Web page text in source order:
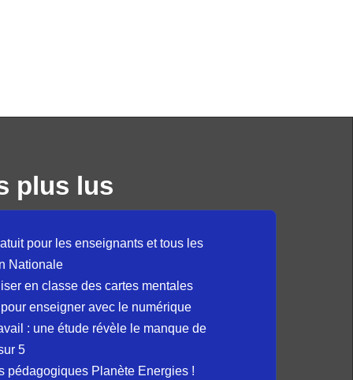
plus lus
pour les enseignants et tous les
Nationale
en classe des cartes mentales
enseigner avec le numérique
: une étude révèle le manque de
5
pédagogiques Planète Energies !